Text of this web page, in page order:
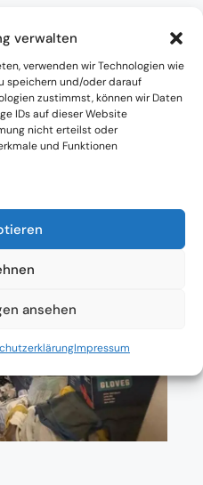
verwalten
verwenden wir Technologien wie
speichern und/oder darauf
zustimmst, können wir Daten
IDs auf dieser Website
nicht erteilst oder
und Funktionen
ansehen
Impressum
& keine
Ämtern ohne